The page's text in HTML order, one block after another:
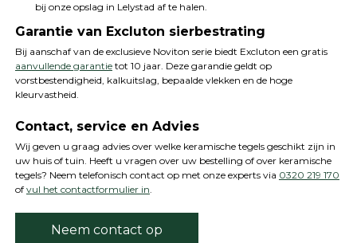
bij onze opslag in Lelystad af te halen.
Garantie van Excluton sierbestrating
Bij aanschaf van de exclusieve Noviton serie biedt Excluton een gratis
aanvullende garantietot 10 jaar. Deze garandie geldt op
vorstbestendigheid, kalkuitslag, bepaalde vlekken en de hoge
kleurvastheid.
Contact, service en Advies
Wij geven u graag advies over welke keramische tegels geschikt zijn in
uw huis of tuin. Heeft u vragen over uw bestelling of over keramische
tegels? Neem telefonisch contact op met onze experts via 0320 219 170
of vul het contactformulier in.
Neem contact op